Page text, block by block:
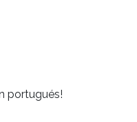
portugués!